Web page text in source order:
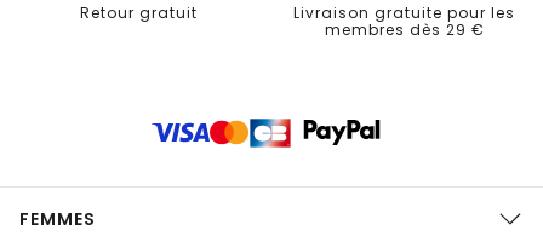
Retour gratuit
Livraison gratuite pour les
membres dès 29 €
FEMMES